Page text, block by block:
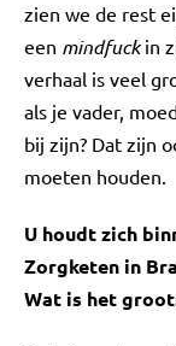
zien we de rest
een mindfuckin
verhaal is veel
als je vader,
bij zijn? Dat zijn
moeten houden.
U houdt zich
Zorgketen in
Wat is het